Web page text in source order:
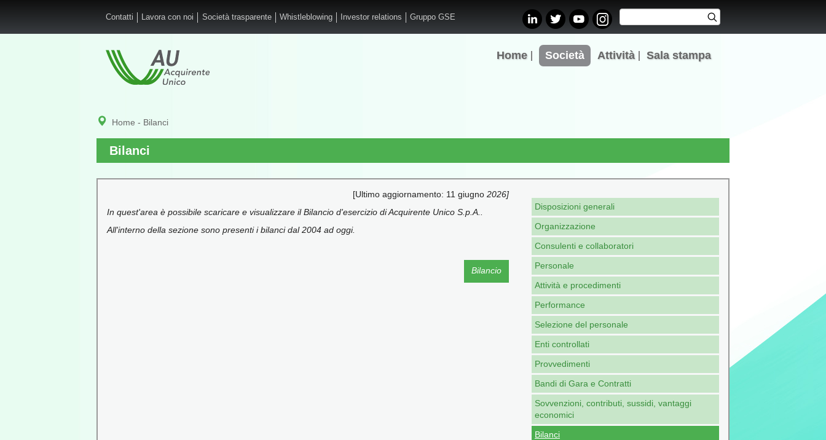
Contatti Lavora con noi Società trasparente Whistleblowing Investor relations Gruppo GSE
Form di
ricerca
Cerca
Home Società Attività Sala stampa
Home - Bilanci
Bilanci
[Ultimo aggiornamento: 11 giugno 2026]
In quest'area è possibile scaricare e visualizzare il Bilancio d'esercizio di Acquirente Unico S.p.A..
All'interno della sezione sono presenti i bilanci dal 2004 ad oggi.
Bilancio
Disposizioni generali
Organizzazione
Consulenti e collaboratori
Personale
Attività e procedimenti
Performance
Selezione del personale
Enti controllati
Provvedimenti
Bandi di Gara e Contratti
Sovvenzioni, contributi, sussidi, vantaggi
economici
Bilanci